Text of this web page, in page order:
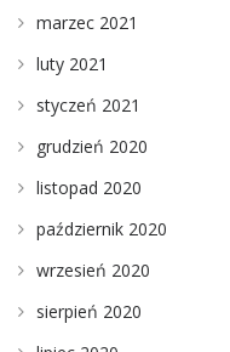
marzec 2021
luty 2021
styczeń 2021
grudzień 2020
listopad 2020
październik 2020
wrzesień 2020
sierpień 2020